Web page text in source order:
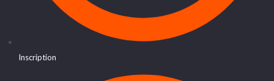
Inscription